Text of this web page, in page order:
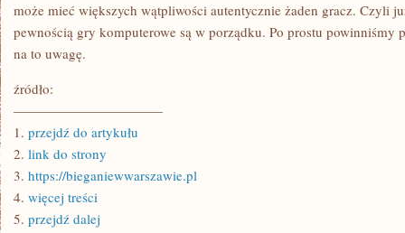
może mieć większych wątpliwości autentycznie żaden gracz. Czyli
pewnością gry komputerowe są w porządku. Po prostu powinniśmy
na to uwagę.
źródło:
———————————
1. przejdź do artykułu
2. link do strony
3. https://bieganiewwarszawie.pl
4. więcej treści
5. przejdź dalej